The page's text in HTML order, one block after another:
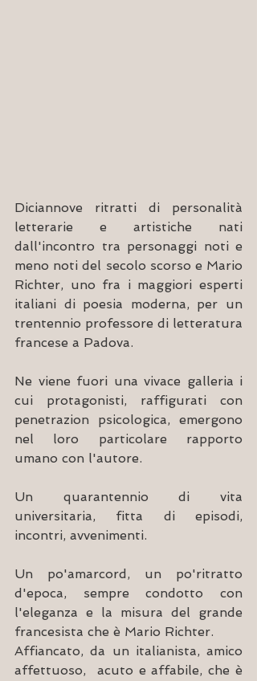
Diciannove ritratti di personalità
letterarie e artistiche nati
dall'incontro tra personaggi noti e
meno noti del secolo scorso e Mario
Richter, uno fra i maggiori esperti
italiani di poesia moderna, per un
trentennio professore di letteratura
francese a Padova.
Ne viene fuori una vivace galleria i
cui protagonisti, raffigurati con
penetrazion psicologica, emergono
nel loro particolare rapporto
umano con l'autore.
Un quarantennio di vita
universitaria, fitta di episodi,
incontri, avvenimenti.
Un po'amarcord, un po'ritratto
d'epoca, sempre condotto con
l'eleganza e la misura del grande
francesista che è Mario Richter.
Affiancato, da un italianista, amico
affettuoso,  acuto e affabile, che è